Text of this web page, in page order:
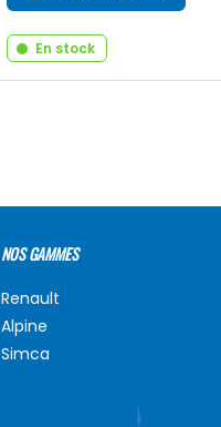
En stock
NOS GAMMES
Renault
Alpine
Simca